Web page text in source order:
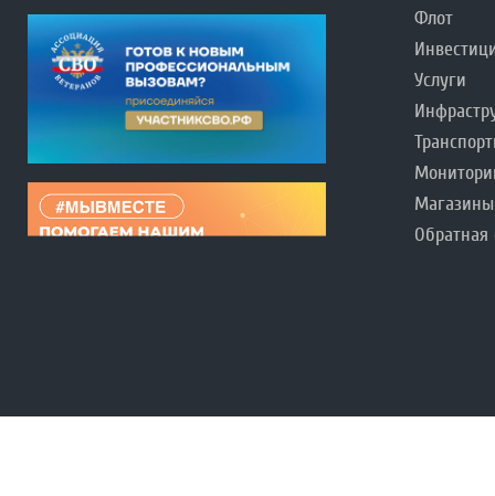
Флот
Услуги
Магазины
Обратная